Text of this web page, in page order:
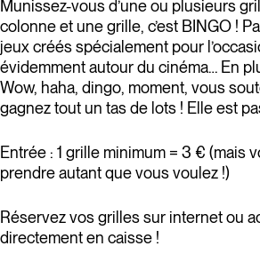
Munissez-vous d’une ou plusieurs
colonne et une grille, c’est BINGO !
jeux créés spécialement pour
évidemment autour du cinéma… En
Wow, haha, dingo, moment, vous
gagnez tout un tas de lots ! Elle est
Entrée : 1 grille minimum = 3 € (mais
prendre autant que vous voulez !)
Réservez vos grilles sur internet ou
directement en caisse !